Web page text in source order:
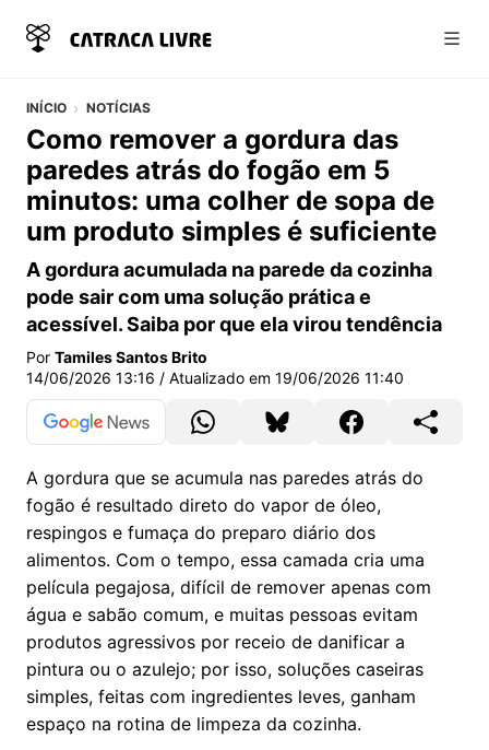
INÍCIO NOTÍCIAS
Como remover a gordura das
paredes atrás do fogão em 5
minutos: uma colher de sopa de
um produto simples é suficiente
A gordura acumulada na parede da cozinha
pode sair com uma solução prática e
acessível. Saiba por que ela virou tendência
Por Tamiles Santos Brito
14/06/2026 13:16 / Atualizado em 19/06/2026 11:40
A gordura que se acumula nas paredes atrás do
fogão é resultado direto do vapor de óleo,
respingos e fumaça do preparo diário dos
alimentos. Com o tempo, essa camada cria uma
película pegajosa, difícil de remover apenas com
água e sabão comum, e muitas pessoas evitam
produtos agressivos por receio de danificar a
pintura ou o azulejo; por isso, soluções caseiras
simples, feitas com ingredientes leves, ganham
espaço na rotina de limpeza da cozinha.